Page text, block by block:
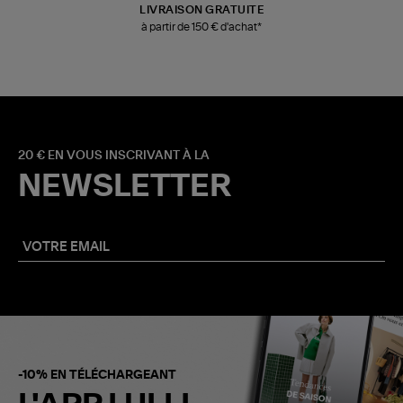
LIVRAISON GRATUITE
à partir de 150 € d'achat*
20 € EN VOUS INSCRIVANT À LA
NEWSLETTER
-10% EN TÉLÉCHARGEANT